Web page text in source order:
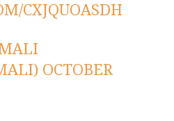
CXJQUOASDH
OCTOBER